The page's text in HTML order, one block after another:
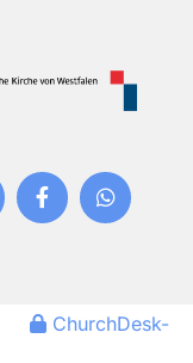
ChurchDesk-